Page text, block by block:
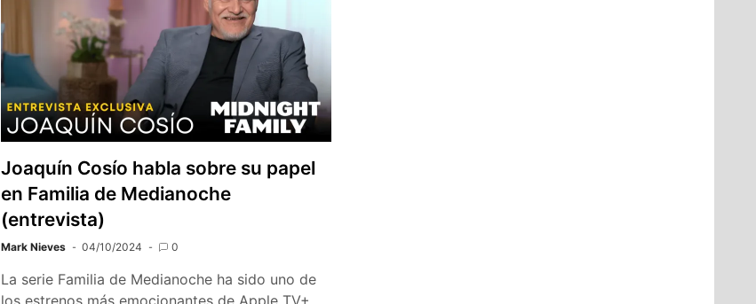
Joaquín Cosío habla sobre su papel
en Familia de Medianoche
(entrevista)
Mark Nieves 04/10/2024 0
La serie Familia de Medianoche ha sido uno de